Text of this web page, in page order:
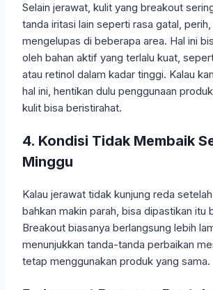
Selain jerawat, kulit yang breakout
tanda iritasi lain seperti rasa gatal,
mengelupas di beberapa area. Hal ini
oleh bahan aktif yang terlalu kuat,
atau retinol dalam kadar tinggi. Kalau
hal ini, hentikan dulu penggunaan
kulit bisa beristirahat.
4. Kondisi Tidak Membaik
Minggu
Kalau jerawat tidak kunjung reda
bahkan makin parah, bisa dipastikan itu
Breakout biasanya berlangsung lebih
menunjukkan tanda-tanda perbaikan
tetap menggunakan produk yang sama.